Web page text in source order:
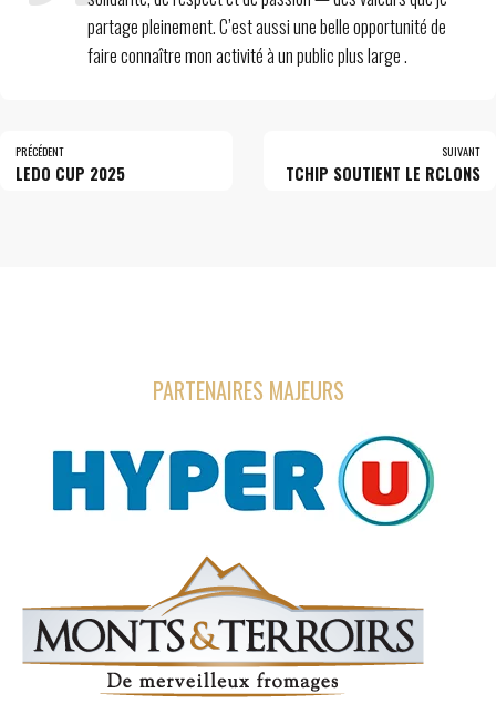
partage pleinement. C’est aussi une belle opportunité de
faire connaître mon activité à un public plus large .
PRÉCÉDENT
LEDO CUP 2025
SUIVANT
TCHIP SOUTIENT LE RCLONS
PARTENAIRES MAJEURS